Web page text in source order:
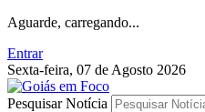
Aguarde, carregando...
Entrar
Sexta-feira, 07 de Agosto 2026
Pesquisar Notícia